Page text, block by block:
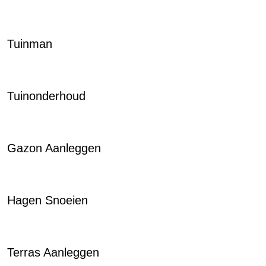
Tuinman
Tuinonderhoud
Gazon Aanleggen
Hagen Snoeien
Terras Aanleggen